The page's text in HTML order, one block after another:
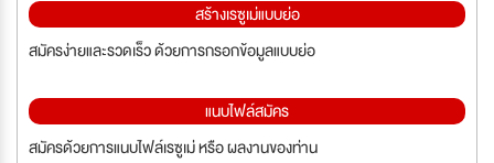
สร้างเรซูเม่แบบย่อ
สมัครง่ายและรวดเร็ว ด้วยการกรอกข้อมูลแบบย่อ
แนบไฟล์สมัคร
สมัครด้วยการแนบไฟล์เรซูเม่ หรือ ผลงานของท่าน